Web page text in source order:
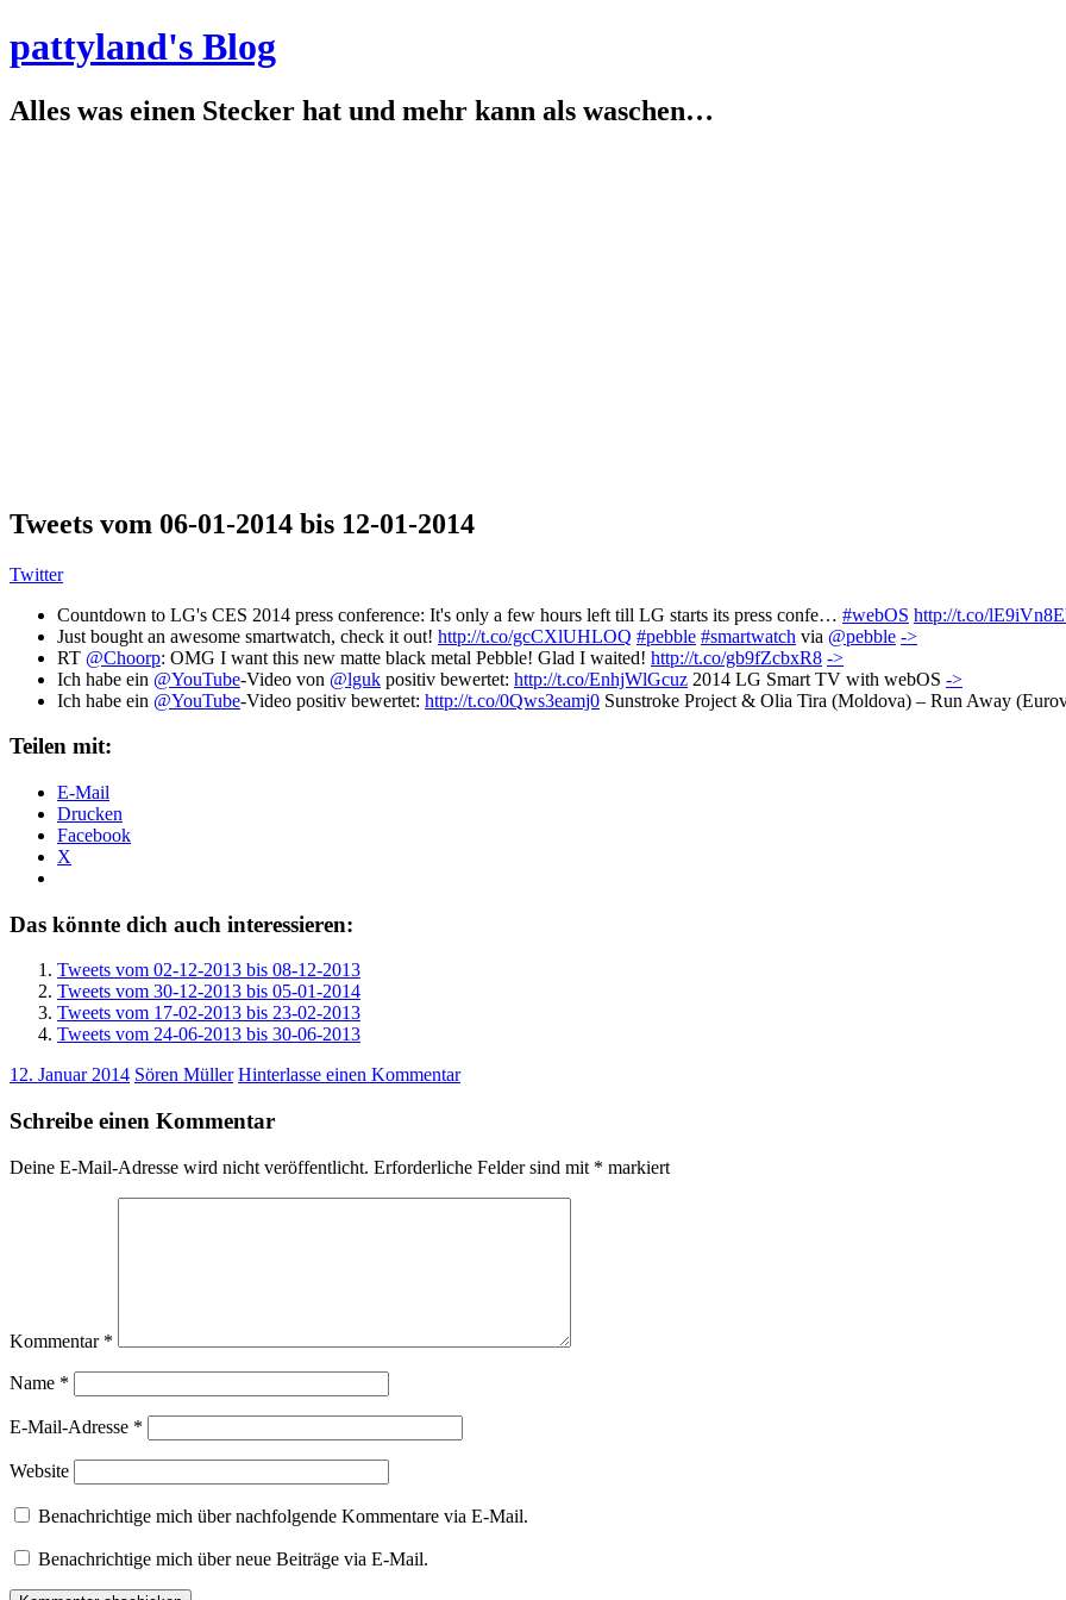
pattyland's Blog
Alles was einen Stecker hat und mehr kann als waschen…
Tweets vom 06-01-2014 bis 12-01-2014
Twitter
Countdown to LG's CES 2014 press conference: It's only a few hours left till LG starts its press confe… #webOS http://t.co/
Just bought an awesome smartwatch, check it out! http://t.co/gcCXlUHLOQ #pebble #smartwatch via @pebble ->
RT @Choorp: OMG I want this new matte black metal Pebble! Glad I waited! http://t.co/gb9fZcbxR8 ->
Ich habe ein @YouTube-Video von @lguk positiv bewertet: http://t.co/EnhjWlGcuz 2014 LG Smart TV with webOS ->
Ich habe ein @YouTube-Video positiv bewertet: http://t.co/0Qws3eamj0 Sunstroke Project & Olia Tira (Moldova) – Run Away
Teilen mit:
E-Mail
Drucken
Facebook
X
Das könnte dich auch interessieren:
Tweets vom 02-12-2013 bis 08-12-2013
Tweets vom 30-12-2013 bis 05-01-2014
Tweets vom 17-02-2013 bis 23-02-2013
Tweets vom 24-06-2013 bis 30-06-2013
12. Januar 2014 Sören Müller Hinterlasse einen Kommentar
Schreibe einen Kommentar
Deine E-Mail-Adresse wird nicht veröffentlicht. Erforderliche Felder sind mit * markiert
Kommentar *
Name *
E-Mail-Adresse *
Website
Benachrichtige mich über nachfolgende Kommentare via E-Mail.
Benachrichtige mich über neue Beiträge via E-Mail.